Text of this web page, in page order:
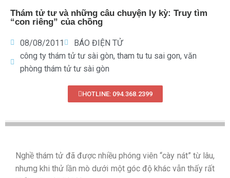
Thám tử tư và những câu chuyện ly kỳ: Truy tìm
“con riêng” của chồng
08/08/2011
BÁO ĐIỆN TỬ
công ty thám tử tư sài gòn, tham tu tu sai gon, văn
phòng thám tử tư sài gòn
HOTLINE: 094.368.2399
Nghề thám tử đã được nhiều phóng viên “cày nát” từ lâu,
nhưng khi thử lần mò dưới một góc độ khác vẫn thấy rất